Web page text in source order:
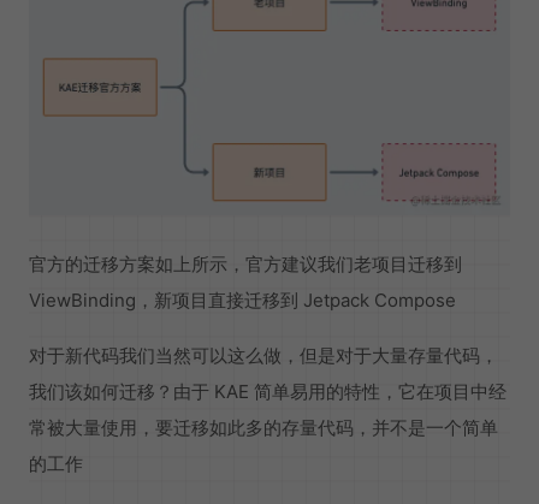
官方的迁移方案如上所示，官方建议我们老项目迁移到
ViewBinding，新项目直接迁移到 Jetpack Compose
对于新代码我们当然可以这么做，但是对于大量存量代码，
我们该如何迁移？由于 KAE 简单易用的特性，它在项目中经
常被大量使用，要迁移如此多的存量代码，并不是一个简单
的工作